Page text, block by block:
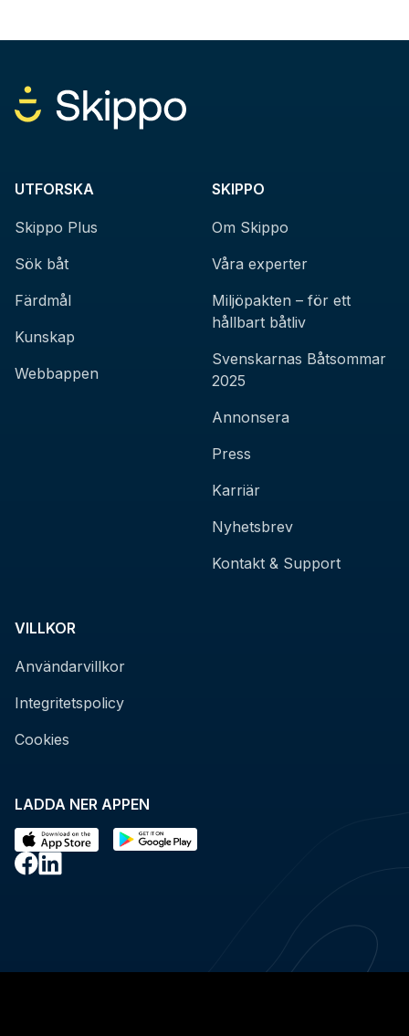
LADDA NER APPEN
UTFORSKA
Skippo Plus
Sök båt
Färdmål
Kunskap
Webbappen
SKIPPO
Om Skippo
Våra experter
Miljöpakten – för ett
hållbart båtliv
Svenskarnas Båtsommar
2025
Annonsera
Press
Karriär
Nyhetsbrev
Kontakt & Support
VILLKOR
Användarvillkor
Integritetspolicy
Cookies